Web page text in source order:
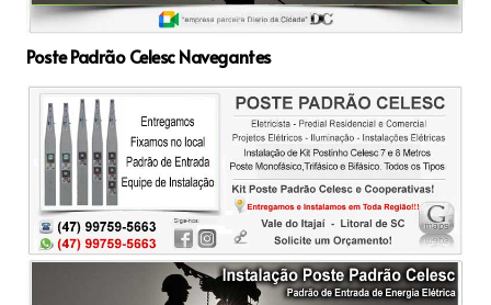
Poste Padrão Celesc Navegantes